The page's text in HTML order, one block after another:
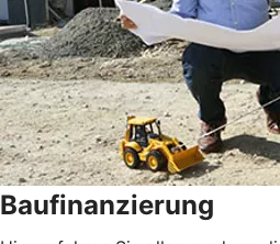
Baufinanzierung